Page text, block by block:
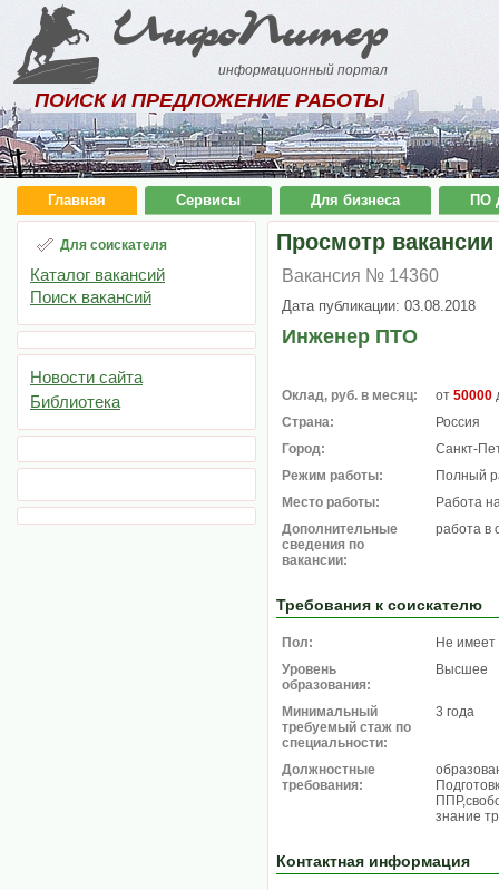
ИнфоПитер
информационный портал
ПОИСК И ПРЕДЛОЖЕНИЕ РАБОТЫ
Главная Сервисы Для бизнеса ПО
Для соискателя
Каталог вакансий
Поиск вакансий
Новости сайта
Библиотека
Просмотр вакансии
Вакансия № 14360
Дата публикации: 03.08.2018
Инженер ПТО
Оклад, руб. в месяц: от 50000
Страна:
Россия
Город:
Санкт-
Режим работы:
Полный
Место работы:
Работа
Дополнительные
сведения по
вакансии:
работа в
Требования к соискателю
Пол:
Не имеет
Уровень
образования:
Высшее
Минимальный
требуемый стаж по
специальности:
3 года
Должностные
требования:
знание
Контактная информация